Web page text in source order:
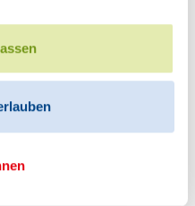
en